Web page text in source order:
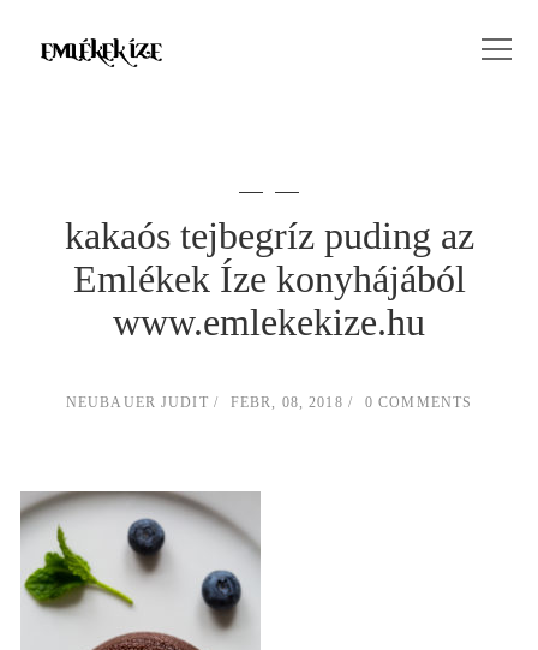
kakaós tejbegríz puding az
Emlékek Íze konyhájából
www.emlekekize.hu
NEUBAUER JUDIT FEBR, 08, 2018 0 COMMENTS